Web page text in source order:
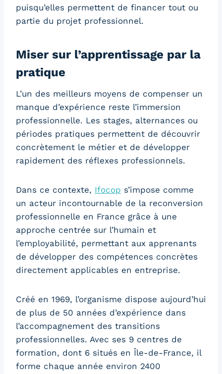
puisqu’elles permettent de financer tout ou
partie du projet professionnel.
Miser sur l’apprentissage par la
pratique
L’un des meilleurs moyens de compenser un
manque d’expérience reste l’immersion
professionnelle. Les stages, alternances ou
périodes pratiques permettent de découvrir
concrètement le métier et de développer
rapidement des réflexes professionnels.
Dans ce contexte, Ifocop s’impose comme
un acteur incontournable de la reconversion
professionnelle en France grâce à une
approche centrée sur l’humain et
l’employabilité, permettant aux apprenants
de développer des compétences concrètes
directement applicables en entreprise.
Créé en 1969, l’organisme dispose aujourd’hui
de plus de 50 années d’expérience dans
l’accompagnement des transitions
professionnelles. Avec ses 9 centres de
formation, dont 6 situés en Île-de-France, il
forme chaque année environ 2400